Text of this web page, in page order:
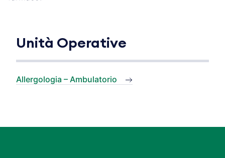
Unità Operative
Allergologia – Ambulatorio